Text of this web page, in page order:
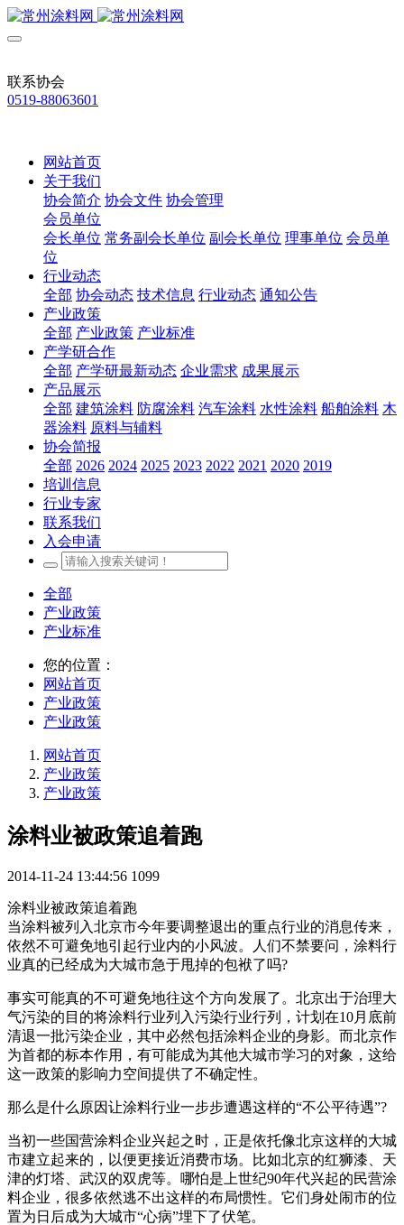
联系协会
0519-88063601
网站首页
关于我们
协会简介 协会文件 协会管理
会员单位
会长单位 常务副会长单位 副会长单位 理事单位 会员单
位
行业动态
全部 协会动态 技术信息 行业动态 通知公告
产业政策
全部 产业政策 产业标准
产学研合作
全部 产学研最新动态 企业需求 成果展示
产品展示
全部 建筑涂料 防腐涂料 汽车涂料 水性涂料 船舶涂料 木
器涂料 原料与辅料
协会简报
全部 2026 2024 2025 2023 2022 2021 2020 2019
培训信息
行业专家
联系我们
入会申请
全部
产业政策
产业标准
您的位置：
网站首页
产业政策
产业政策
网站首页
产业政策
产业政策
涂料业被政策追着跑
2014-11-24 13:44:56 1099
涂料业被政策追着跑
当涂料被列入北京市今年要调整退出的重点行业的消息传来，
依然不可避免地引起行业内的小风波。人们不禁要问，涂料行
业真的已经成为大城市急于甩掉的包袱了吗?
事实可能真的不可避免地往这个方向发展了。北京出于治理大
气污染的目的将涂料行业列入污染行业行列，计划在10月底前
清退一批污染企业，其中必然包括涂料企业的身影。而北京作
为首都的标本作用，有可能成为其他大城市学习的对象，这给
这一政策的影响力空间提供了不确定性。
那么是什么原因让涂料行业一步步遭遇这样的“不公平待遇”?
当初一些国营涂料企业兴起之时，正是依托像北京这样的大城
市建立起来的，以便更接近消费市场。比如北京的红狮漆、天
津的灯塔、武汉的双虎等。哪怕是上世纪90年代兴起的民营涂
料企业，很多依然逃不出这样的布局惯性。它们身处闹市的位
置为日后成为大城市“心病”埋下了伏笔。